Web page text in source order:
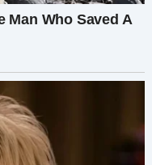
увидела наша
Августа
что что-то
у Августы